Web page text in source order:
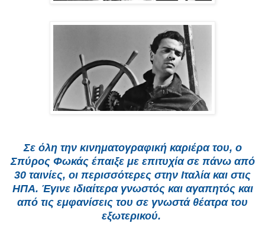
Σε όλη την κινηματογραφική καριέρα του, ο
Σπύρος Φωκάς έπαιξε με επιτυχία σε πάνω από
30 ταινίες, οι περισσότερες στην Ιταλία και στις
ΗΠΑ. Έγινε ιδιαίτερα γνωστός και αγαπητός και
από τις εμφανίσεις του σε γνωστά θέατρα του
εξωτερικού.